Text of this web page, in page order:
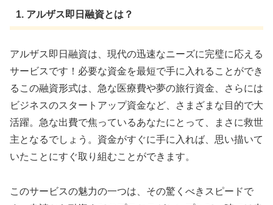
1. アルザス即日融資とは？
アルザス即日融資は、現代の迅速なニーズに完璧に応える
サービスです！必要な資金を最短で手に入れることができ
るこの融資形式は、急な医療費や夢の旅行資金、さらには
ビジネスのスタートアップ資金など、さまざまな目的で大
活躍。急な出費で焦っているあなたにとって、まさに救世
主となるでしょう。資金がすぐに手に入れば、思い描いて
いたことにすぐ取り組むことができます。
このサービスの魅力の一つは、その驚くべきスピードで